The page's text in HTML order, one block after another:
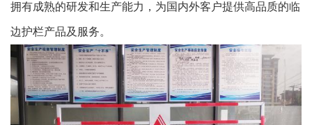
拥有成熟的研发和生产能力，为国内外客户提供高品质的临
边护栏产品及服务。